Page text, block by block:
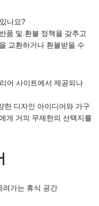
나요?
품 및 환불 정책을 갖추고
교환하거나 환불받을 수
어 사이트에서 제공되나
한 디자인 아이디어와 가구
게 거의 무제한의 선택지를
려가는 휴식 공간